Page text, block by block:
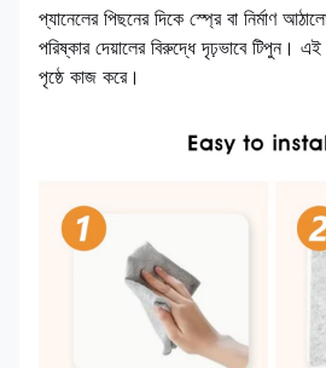
প্যানেলের পিছনের দিকে স্প্রে বা নির্মাণ
পরিষ্কার দেয়ালের বিরুদ্ধে দৃঢ়ভাবে টিপুন। এই
পৃষ্ঠে কাজ করে।